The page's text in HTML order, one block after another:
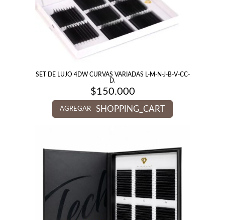
SET DE LUJO 4DW CURVAS VARIADAS L-M-N-J-B-V-CC-
D.
$150.000
AGREGAR SHOPPING_CART